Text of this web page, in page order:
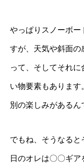
やっぱりスノーボー
すが、天気や斜面の
って、そしてそれ
い物要素もあります
別の楽しみがあるん
でもね、そうなる
日のオレは〇〇ギ